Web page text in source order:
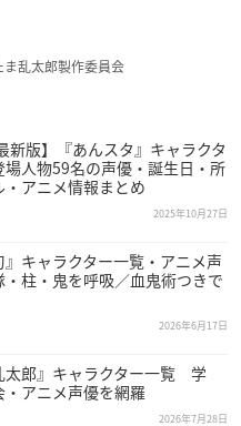
乱太郎製作委員会
新版】『あんスタ』キャラクタ
場人物59名の声優・誕生日・所
・アニメ情報まとめ
2025年10月27日
』キャラクター一覧・アニメ声
柱・鬼を呼吸／血鬼術つきで
2026年6月17日
太郎』キャラクター一覧 学
アニメ声優を網羅
2026年7月28日